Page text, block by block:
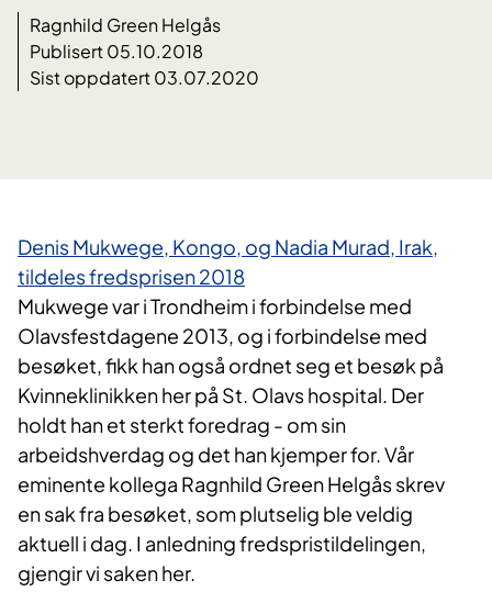
Ragnhild Green Helgås
Publisert 05.10.2018
Sist oppdatert 03.07.2020
​Denis Mukwege, Kongo, og Nadia Murad, Irak,
tildeles fredsprisen 2018
Mukwege var i Trondheim i forbindelse med
Olavsfestdagene 2013, og i forbindelse med
besøket, fikk han også ordnet seg et besøk på
Kvinneklinikken her på St. Olavs hospital. Der
holdt han et sterkt foredrag - om sin
arbeidshverdag og det han kjemper for. Vår
eminente kollega Ragnhild Green Helgås skrev
en sak fra besøket, som plutselig ble veldig
aktuell i dag. I anledning fredspristildelingen,
gjengir vi saken her.